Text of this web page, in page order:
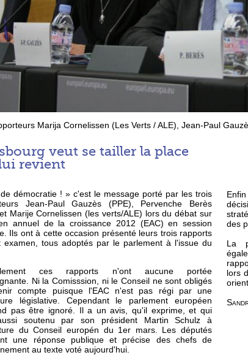
Marija Cornelissen (Les Verts / ALE), Jean-Paul
veut se tailler la place
revient
démocratie ! » c'est le message porté par les trois
Jean-Paul Gauzès (PPE), Pervenche Berès
Marije Cornelissen (les verts/ALE) lors du débat sur
annuel de la croissance 2012 (EAC) en session
Ils ont à cette occasion présenté leurs trois rapports
examen, tous adoptés par le parlement à l'issue du
ces rapports n'ont aucune portée
Ni la Comisssion, ni le Conseil ne sont obligés
compte puisque l'EAC n'est pas régi par une
législative. Cependant le parlement européen
pas être ignoré. Il a un avis, qu'il exprime, et qui
soutenu par son président Martin Schulz à
du Conseil europén du 1er mars. Les députés
une réponse publique et précise des chefs de
au texte voté aujourd'hui.
des
La
lors